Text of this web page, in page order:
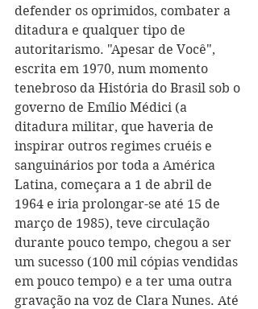
defender os oprimidos, combater a
ditadura e qualquer tipo de
autoritarismo. "Apesar de Você",
escrita em 1970, num momento
tenebroso da História do Brasil sob o
governo de Emílio Médici (a
ditadura militar, que haveria de
inspirar outros regimes cruéis e
sanguinários por toda a América
Latina, começara a 1 de abril de
1964 e iria prolongar-se até 15 de
março de 1985), teve circulação
durante pouco tempo, chegou a ser
um sucesso (100 mil cópias vendidas
em pouco tempo) e a ter uma outra
gravação na voz de Clara Nunes. Até